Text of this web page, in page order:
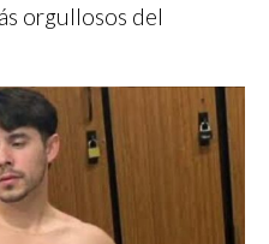
orgullosos del